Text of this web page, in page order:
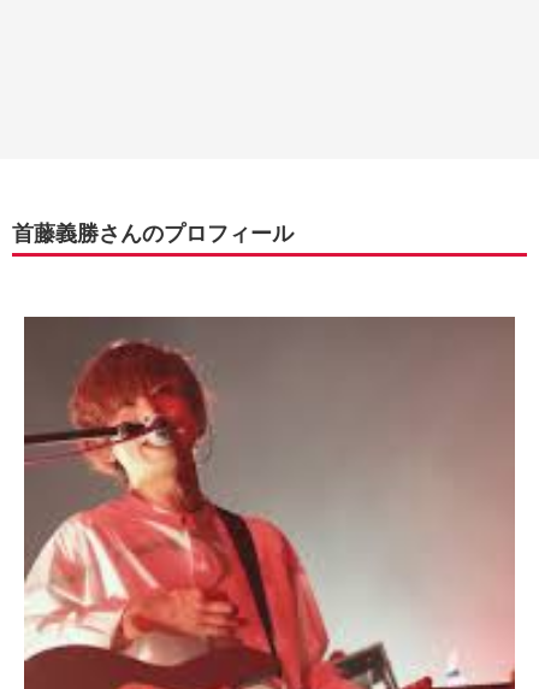
首藤義勝さんのプロフィール